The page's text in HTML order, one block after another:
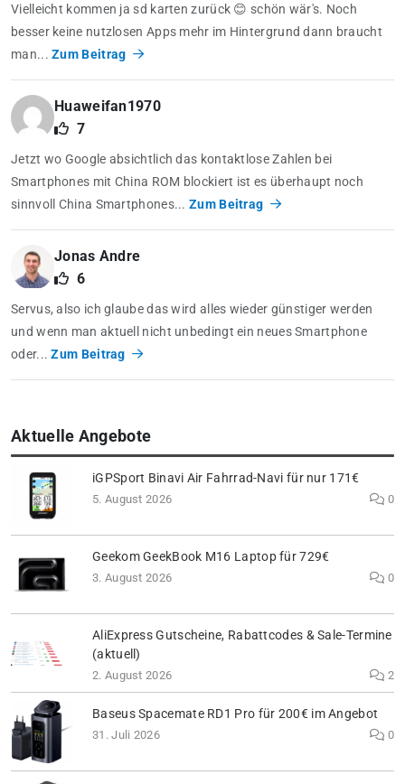
Vielleicht kommen ja sd karten zurück 😊 schön wär's. Noch
besser keine nutzlosen Apps mehr im Hintergrund dann braucht
man...Zum Beitrag
Huaweifan1970
7
Jetzt wo Google absichtlich das kontaktlose Zahlen bei
Smartphones mit China ROM blockiert ist es überhaupt noch
sinnvoll China Smartphones...Zum Beitrag
Jonas Andre
6
Servus, also ich glaube das wird alles wieder günstiger werden
und wenn man aktuell nicht unbedingt ein neues Smartphone
oder...Zum Beitrag
Aktuelle Angebote
iGPSport Binavi Air Fahrrad-Navi für nur 171€
5. August 2026 0
Geekom GeekBook M16 Laptop für 729€
3. August 2026 0
AliExpress Gutscheine, Rabattcodes & Sale-Termine
(aktuell)
2. August 2026 2
Baseus Spacemate RD1 Pro für 200€ im Angebot
31. Juli 2026 0